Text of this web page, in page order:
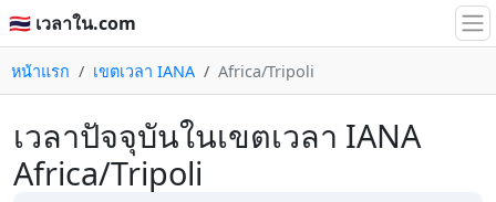
🇹🇭 เวลาใน.com
หน้าแรก เขตเวลา IANA Africa/Tripoli
เวลาปัจจุบันในเขตเวลา IANA
Africa/Tripoli